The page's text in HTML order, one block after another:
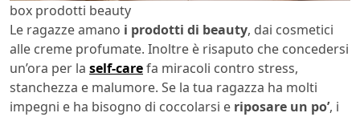
box prodotti beauty
Le ragazze amano i prodotti di beauty, dai cosmetici
alle creme profumate. Inoltre è risaputo che concedersi
un’ora per la self-carefa miracoli contro stress,
stanchezza e malumore. Se la tua ragazza ha molti
impegni e ha bisogno di coccolarsi e riposare un po’, i